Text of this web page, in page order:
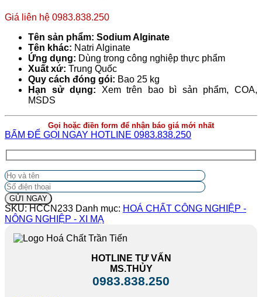
Giá liên hệ 0983.838.250
Tên sản phẩm: Sodium Alginate
Tên khác: Natri Alginate
Ứng dụng: Dùng trong công nghiệp thực phẩm
Xuất xứ: Trung Quốc
Quy cách đóng gói: Bao 25 kg
Hạn sử dụng: Xem trên bao bì sản phẩm, COA,
MSDS
Gọi hoặc điền form để nhận báo giá mới nhất
BẤM ĐỂ GỌI NGAY HOTLINE 0983.838.250
SKU: HCCN233 Danh mục: HOÁ CHẤT CÔNG NGHIỆP -
NÔNG NGHIỆP - XI MẠ
HOTLINE TƯ VẤN
MS.THỦY
0983.838.250